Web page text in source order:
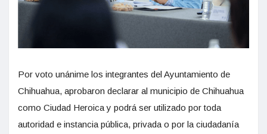
Por voto unánime los integrantes del Ayuntamiento de
Chihuahua, aprobaron declarar al municipio de Chihuahua
como Ciudad Heroica y podrá ser utilizado por toda
autoridad e instancia pública, privada o por la ciudadanía